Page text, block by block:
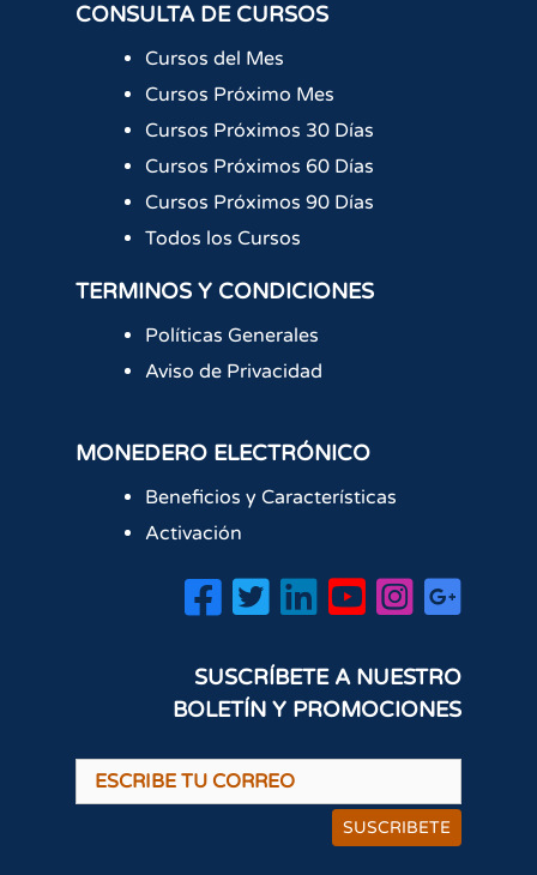
CONSULTA DE CURSOS
Cursos del Mes
Cursos Próximo Mes
Cursos Próximos 30 Días
Cursos Próximos 60 Días
Cursos Próximos 90 Días
Todos los Cursos
TERMINOS Y CONDICIONES
Políticas Generales
Aviso de Privacidad
MONEDERO ELECTRÓNICO
Beneficios y Características
Activación
SUSCRÍBETE A NUESTRO
BOLETÍN Y PROMOCIONES
SUSCRIBETE